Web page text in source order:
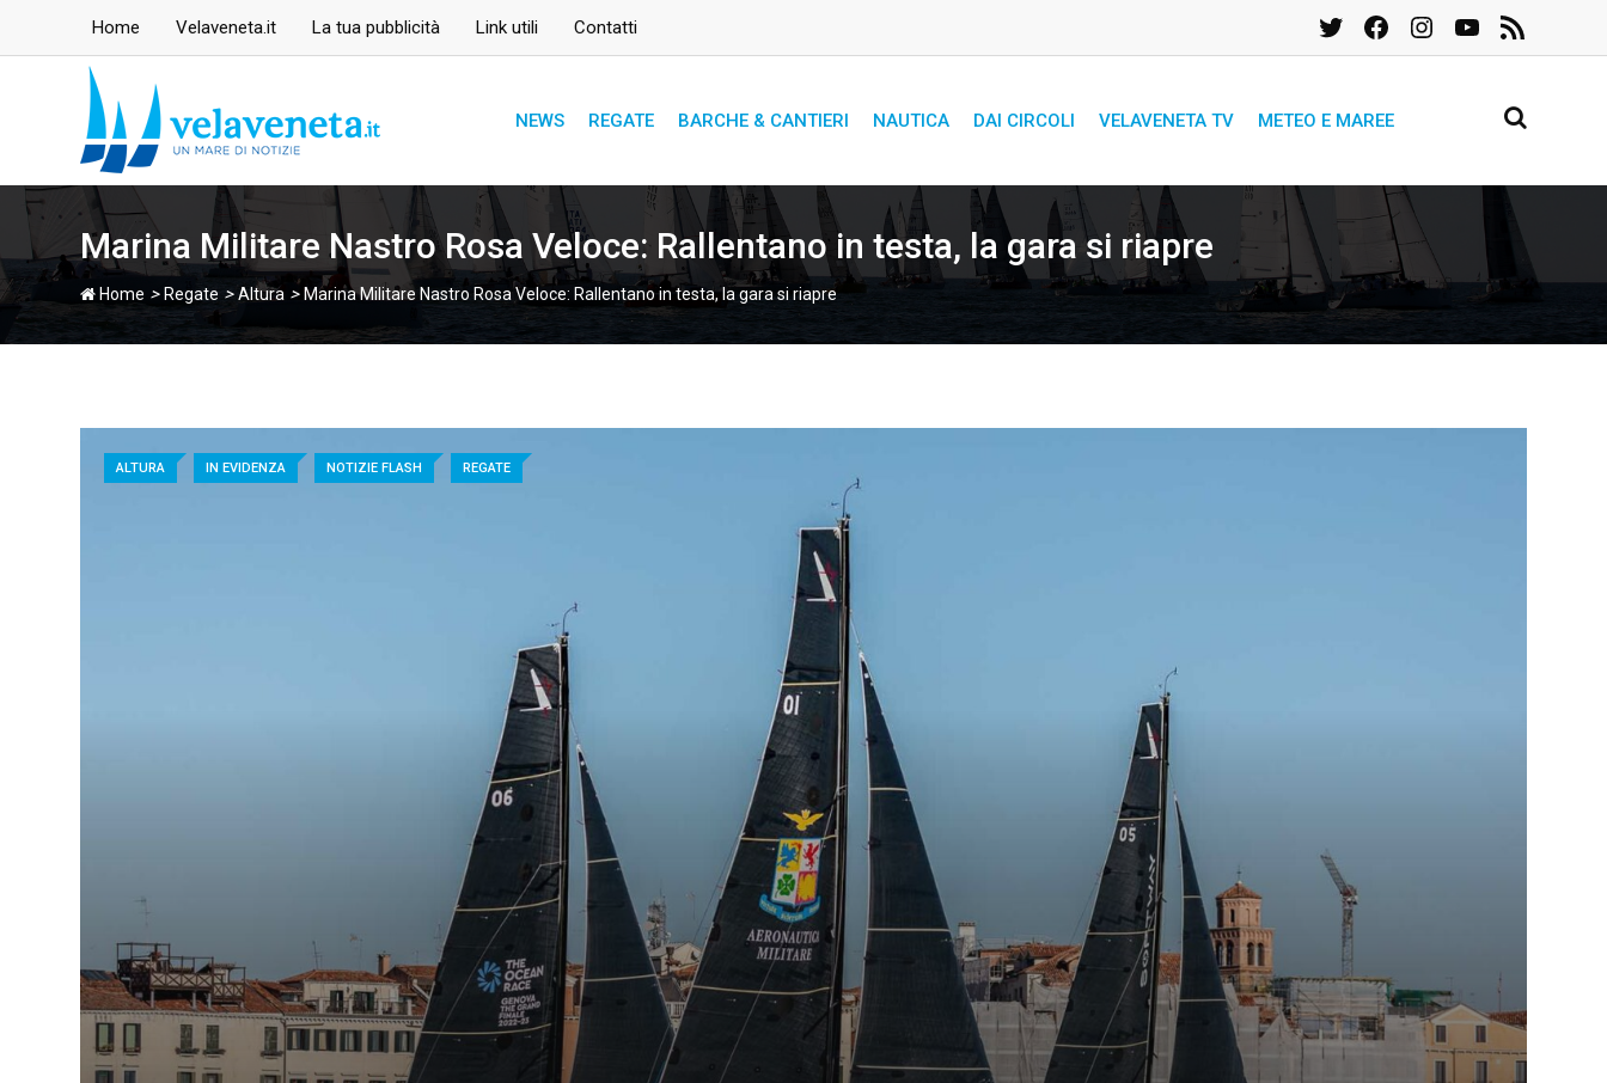
Home Velaveneta.it La tua pubblicità Link utili Contatti TwitterFacebookInstagramYouTube
Feed
RSS
NEWS REGATE BARCHE & CANTIERI NAUTICA DAI CIRCOLI VELAVENETA TV METEO E MAREE
Marina Militare Nastro Rosa Veloce: Rallentano in testa, la gara si riapre
Home > Regate >Altura > Marina Militare Nastro Rosa Veloce: Rallentano in testa, la gara si riapre
ALTURA IN EVIDENZA NOTIZIE FLASH REGATE